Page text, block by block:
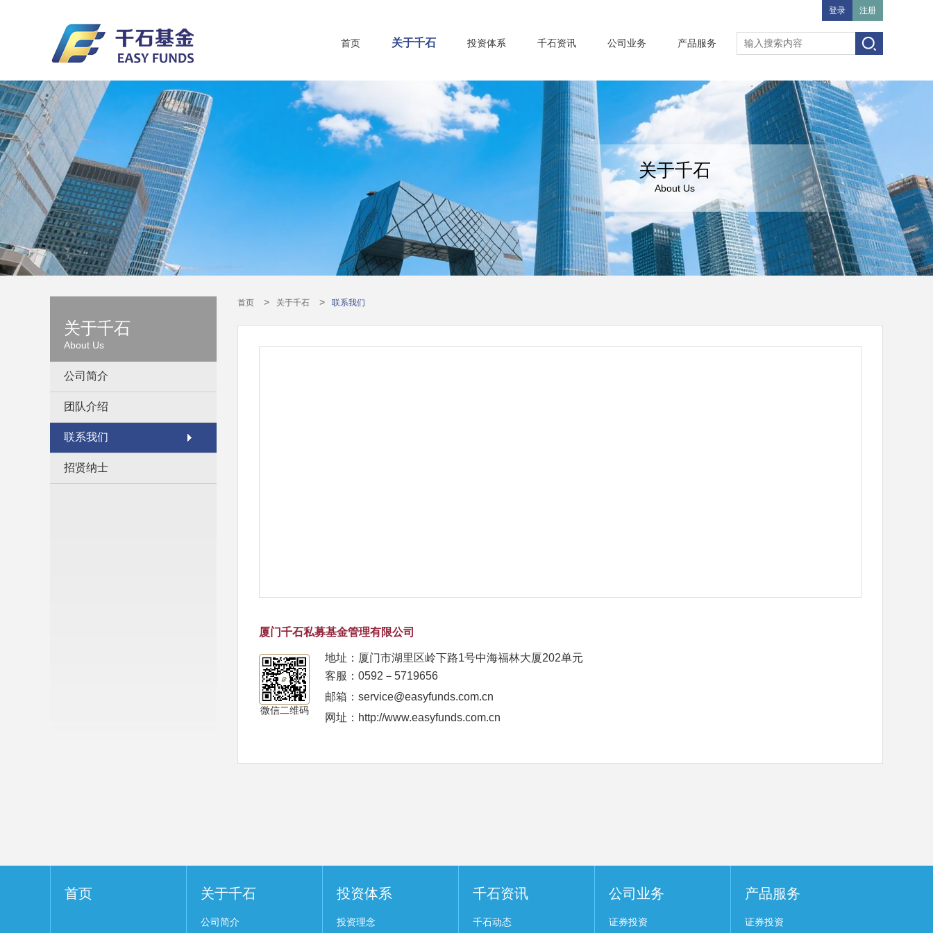
首页 关于千石 投资体系 千石资讯 公司业务 产品服务
登录 注册
关于千石
About Us
关于千石
About Us
公司简介
团队介绍
联系我们
招贤纳士
首页 > 关于千石 > 联系我们
厦门千石私募基金管理有限公司
微信二维码
地址： 厦门市湖里区岭下路1号中海福林大厦202单元
客服：0592－5719656
邮箱： service@easyfunds.com.cn
网址： http://www.easyfunds.com.cn
首页 关于千石
公司简介
投资体系
投资理念
千石资讯
千石动态
公司业务
证券投资
产品服务
证券投资